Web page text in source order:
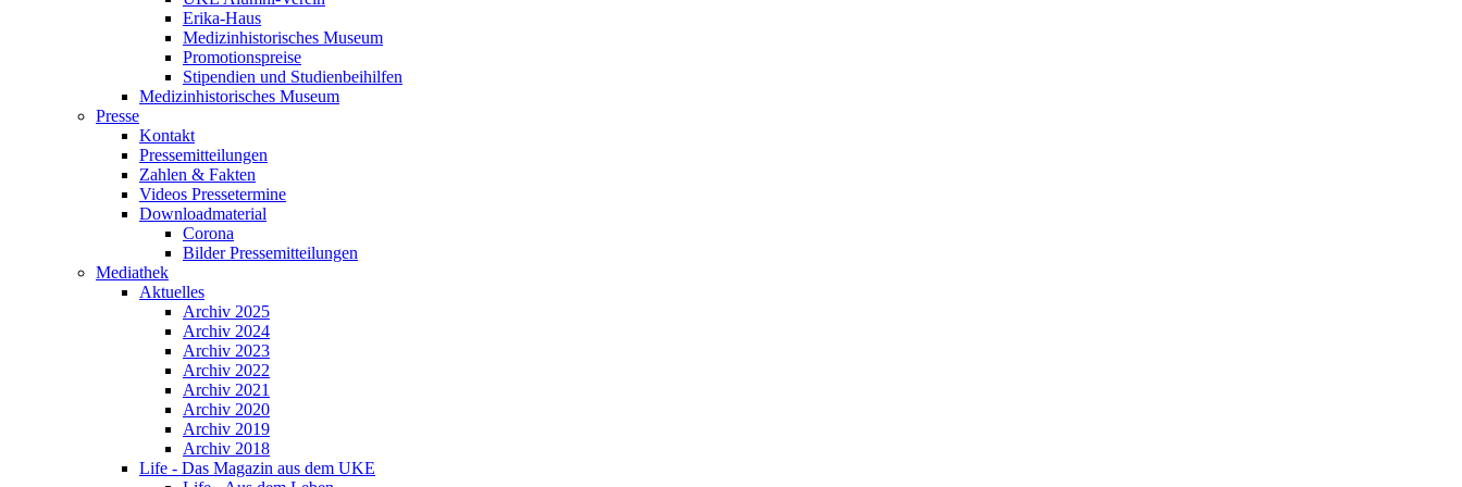
Erika-Haus
Medizinhistorisches Museum
Promotionspreise
Stipendien und Studienbeihilfen
Medizinhistorisches Museum
Presse
Kontakt
Pressemitteilungen
Zahlen & Fakten
Videos Pressetermine
Downloadmaterial
Corona
Bilder Pressemitteilungen
Mediathek
Aktuelles
Archiv 2025
Archiv 2024
Archiv 2023
Archiv 2022
Archiv 2021
Archiv 2020
Archiv 2019
Archiv 2018
Life - Das Magazin aus dem UKE